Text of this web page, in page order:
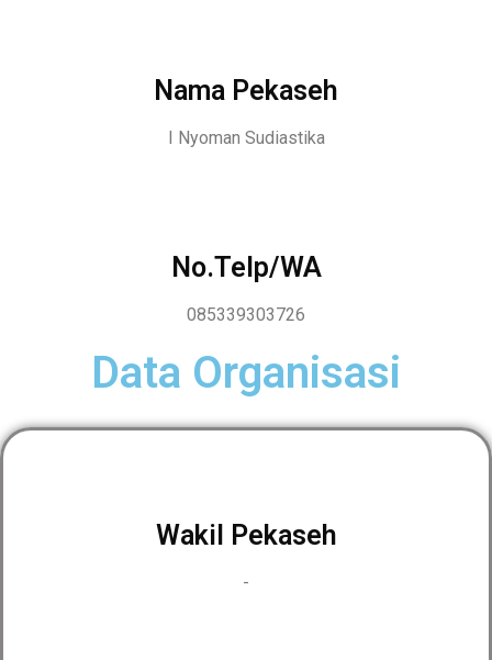
Nama Pekaseh
I Nyoman Sudiastika
No.Telp/WA
085339303726
Data Organisasi
Wakil Pekaseh
-